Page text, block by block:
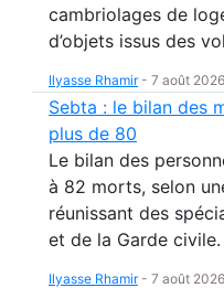
cambriolages de
d’objets issus des
Ilyasse Rhamir- 7 août 2026
Sebta : le bilan des
plus de 80
Le bilan des
à 82 morts, selon
réunissant des
et de la Garde civile.
Ilyasse Rhamir- 7 août 2026